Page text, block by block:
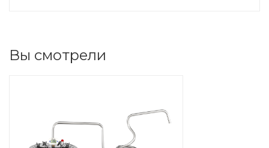
Вы смотрели